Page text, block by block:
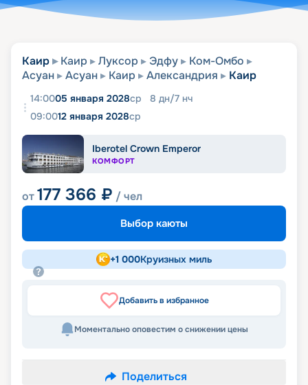
Каир Каир Луксор Эдфу
Ком-Омбо
Асуан
Асуан Каир Александрия Каир
14:0005 января 2028ср 8 дн/7 нч
09:0012 января 2028ср
Iberotel Crown Emperor
КОМФОРТ
от177 366 ₽ / чел
Выбор каюты
+1 000Круизных миль
Добавить в избранное
Моментально оповестим о снижении цены
Поделиться